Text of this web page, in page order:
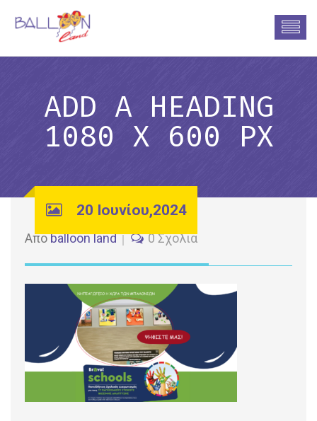
ADD A HEADING
1080 X 600 PX
20 Ιουνίου,2024
Απόballoon land 0 Σχόλια